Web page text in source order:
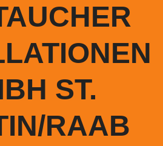
ST.
RAAB